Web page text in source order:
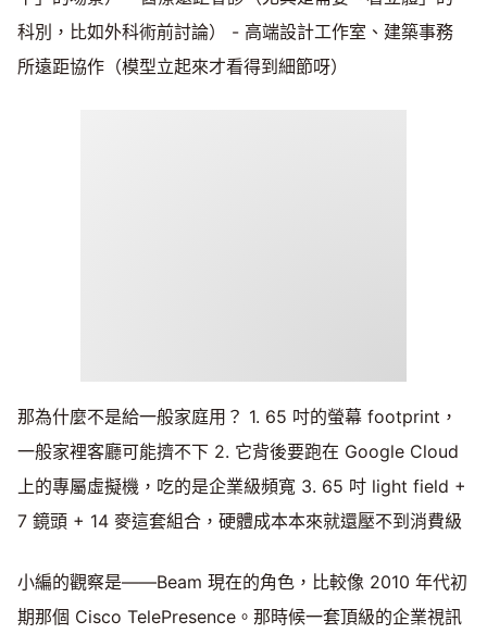
科別，比如外科術前討論） - 高端設計工作室、建築事務
所遠距協作（模型立起來才看得到細節呀）
那為什麼不是給一般家庭用？ 1. 65 吋的螢幕 footprint，
一般家裡客廳可能擠不下 2. 它背後要跑在 Google Cloud
上的專屬虛擬機，吃的是企業級頻寬 3. 65 吋 light field +
7 鏡頭 + 14 麥這套組合，硬體成本本來就還壓不到消費級
小編的觀察是——Beam 現在的角色，比較像 2010 年代初
期那個 Cisco TelePresence。那時候一套頂級的企業視訊